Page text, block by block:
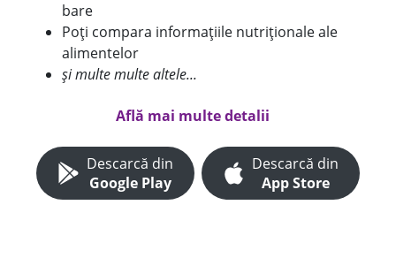
bare
Poți compara informațiile nutriționale ale
alimentelor
și multe multe altele...
Află mai multe detalii
Descarcă din
Google Play
Descarcă din
App Store